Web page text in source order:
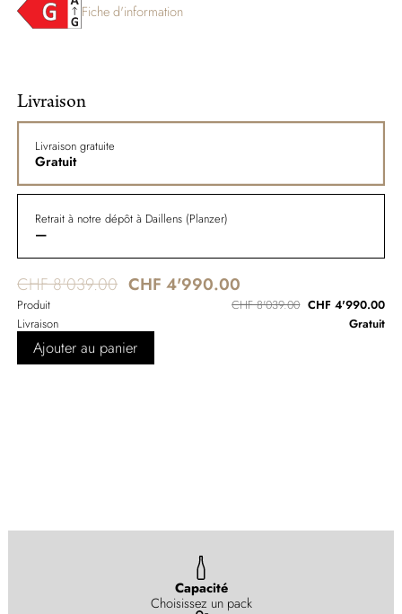
Fiche d'information
Livraison
Livraison gratuite
Gratuit
Retrait à notre dépôt à Daillens (Planzer)
—
CHF 8'039.00 CHF 4'990.00
Produit CHF 8'039.00 CHF 4'990.00
Livraison
Gratuit
Ajouter au panier
Capacité
Choisissez un pack